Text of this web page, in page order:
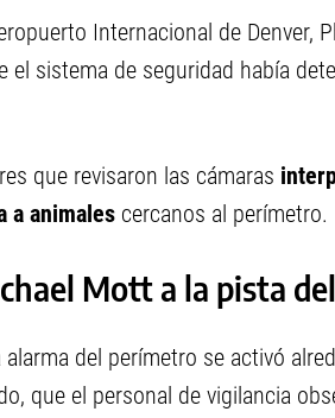
Internacional de Denver,
el sistema de seguridad había
que revisaron las cámaras
a animales cercanos al perímetro.
Mott a la pista
del perímetro se activó
que el personal de vigilancia